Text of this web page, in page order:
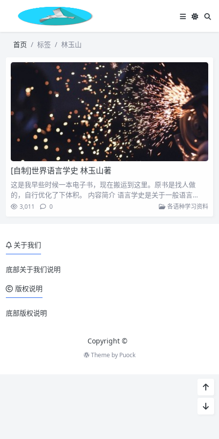
首页 标签 林玉山
[自制]世界语言学史 林玉山著
这是我早些时候一本电子书，现在搬运到这里。原书是找人做
的，自行优化了下体积。 内容简介 语言学史是关于一般语言…
3,011 0 各语种学习资料
关于我们
底部关于我们说明
版权说明
底部版权说明
Copyright ©
Theme by Puock